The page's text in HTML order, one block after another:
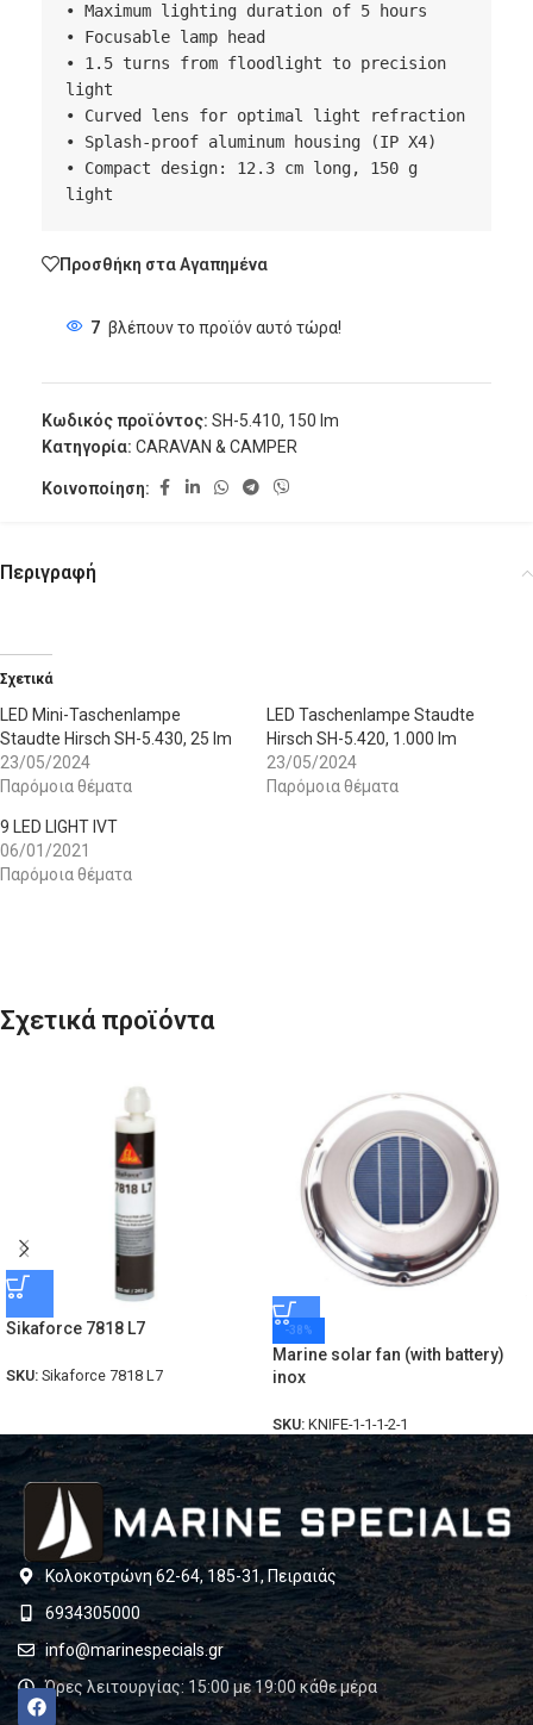
• Maximum lighting duration of 5 hours
• Focusable lamp head
• 1.5 turns from floodlight to precision
light
• Curved lens for optimal light refraction
• Splash-proof aluminum housing (IP X4)
• Compact design: 12.3 cm long, 150 g
light
Προσθήκη στα Αγαπημένα
7 βλέπουν το προϊόν αυτό τώρα!
Κωδικός προϊόντος: SH-5.410, 150 lm
Κατηγορία: CARAVAN & CAMPER
Κοινοποίηση:
Περιγραφή
Σχετικά
LED Mini-Taschenlampe
Staudte Hirsch SH-5.430, 25 lm
23/05/2024
Παρόμοια θέματα
LED Taschenlampe Staudte
Hirsch SH-5.420, 1.000 lm
23/05/2024
Παρόμοια θέματα
9 LED LIGHT IVT
06/01/2021
Παρόμοια θέματα
Σχετικά προϊόντα
Sikaforce 7818 L7
SKU: Sikaforce 7818 L7
-38%
Marine solar fan (with battery)
inox
SKU: KNIFE-1-1-1-2-1
Κολοκοτρώνη 62-64, 185-31, Πειραιάς
6934305000
info@marinespecials.gr
Ώρες λειτουργίας: 15:00 με 19:00 κάθε μέρα